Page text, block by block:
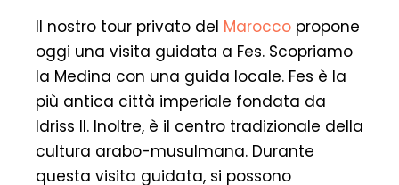
Il nostro tour privato del Marocco propone
oggi una visita guidata a Fes. Scopriamo
la Medina con una guida locale. Fes è la
più antica città imperiale fondata da
Idriss II. Inoltre, è il centro tradizionale della
cultura arabo-musulmana. Durante
questa visita guidata, si possono